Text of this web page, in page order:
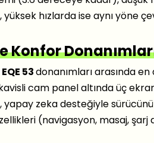
yüksek hızlarda ise aynı yöne
Konfor
53donanımları arasında
cam panel altında üç
yapay zeka desteğiyle
(navigasyon, masaj, şarj